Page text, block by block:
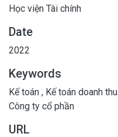
Học viện Tài chính
Date
2022
Keywords
Kế toán , Kế toán doanh thu
Công ty cổ phần
URL